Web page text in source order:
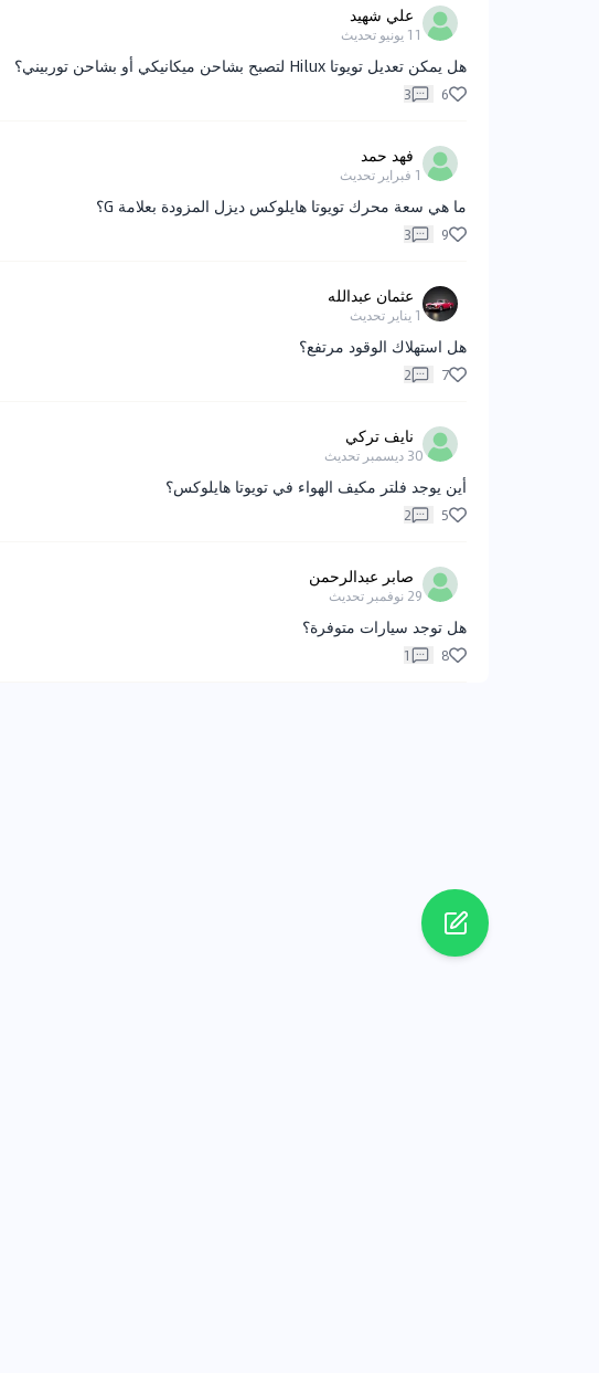
علي شهيد
11 يونيو تحديث
هل يمكن تعديل تويوتا Hilux لتصبح بشاحن ميكانيكي أو بشاحن توربيني؟
6
3
فهد حمد
1 فبراير تحديث
ما هي سعة محرك تويوتا هايلوكس ديزل المزودة بعلامة G؟
9
3
عثمان عبدالله
1 يناير تحديث
هل استهلاك الوقود مرتفع؟
7
2
نايف تركي
30 ديسمبر تحديث
أين يوجد فلتر مكيف الهواء في تويوتا هايلوكس؟
5
2
صابر عبدالرحمن
29 نوفمبر تحديث
هل توجد سيارات متوفرة؟
8
1